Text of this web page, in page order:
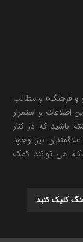
و فرهنگ» و مطالب
و استمرار
باشید که در کنار
نیز وجود
می توانند کمک
کلیک کنید